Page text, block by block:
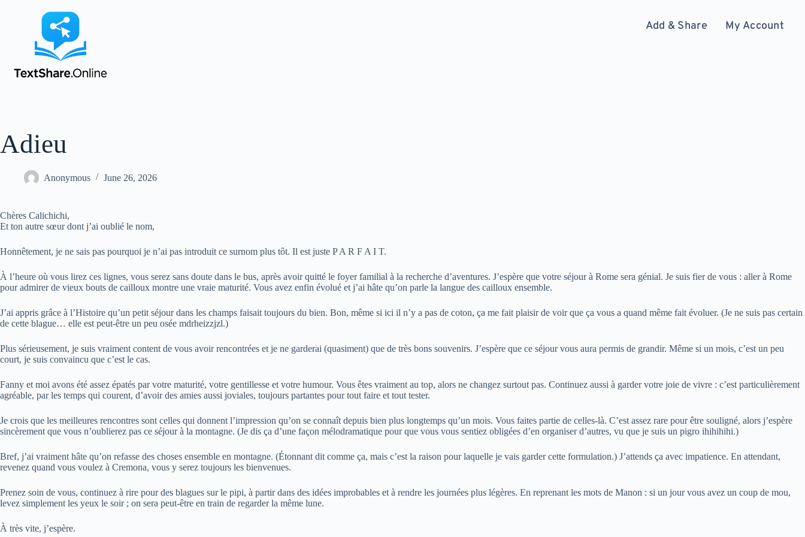
Add & Share My Account
Adieu
Anonymous June 26, 2026
Chères Calichichi,
Et ton autre sœur dont j’ai oublié le nom,
Honnêtement, je ne sais pas pourquoi je n’ai pas introduit ce surnom plus tôt. Il est juste P A R F A I T.
À l’heure où vous lirez ces lignes, vous serez sans doute dans le bus, après avoir quitté le foyer familial à la recherche d’aventures. J’espère que votre séjour à Rome sera génial. Je suis fier de vous : aller à Rome
pour admirer de vieux bouts de cailloux montre une vraie maturité. Vous avez enfin évolué et j’ai hâte qu’on parle la langue des cailloux ensemble.
J’ai appris grâce à l’Histoire qu’un petit séjour dans les champs faisait toujours du bien. Bon, même si ici il n’y a pas de coton, ça me fait plaisir de voir que ça vous a quand même fait évoluer. (Je ne suis pas certain
de cette blague… elle est peut-être un peu osée mdrheizzjzl.)
Plus sérieusement, je suis vraiment content de vous avoir rencontrées et je ne garderai (quasiment) que de très bons souvenirs. J’espère que ce séjour vous aura permis de grandir. Même si un mois, c’est un peu
court, je suis convaincu que c’est le cas.
Fanny et moi avons été assez épatés par votre maturité, votre gentillesse et votre humour. Vous êtes vraiment au top, alors ne changez surtout pas. Continuez aussi à garder votre joie de vivre : c’est particulièrement
agréable, par les temps qui courent, d’avoir des amies aussi joviales, toujours partantes pour tout faire et tout tester.
Je crois que les meilleures rencontres sont celles qui donnent l’impression qu’on se connaît depuis bien plus longtemps qu’un mois. Vous faites partie de celles-là. C’est assez rare pour être souligné, alors j’espère
sincèrement que vous n’oublierez pas ce séjour à la montagne. (Je dis ça d’une façon mélodramatique pour que vous vous sentiez obligées d’en organiser d’autres, vu que je suis un pigro ihihihihi.)
Bref, j’ai vraiment hâte qu’on refasse des choses ensemble en montagne. (Étonnant dit comme ça, mais c’est la raison pour laquelle je vais garder cette formulation.) J’attends ça avec impatience. En attendant,
revenez quand vous voulez à Cremona, vous y serez toujours les bienvenues.
Prenez soin de vous, continuez à rire pour des blagues sur le pipi, à partir dans des idées improbables et à rendre les journées plus légères. En reprenant les mots de Manon : si un jour vous avez un coup de mou,
levez simplement les yeux le soir ; on sera peut-être en train de regarder la même lune.
À très vite, j’espère.